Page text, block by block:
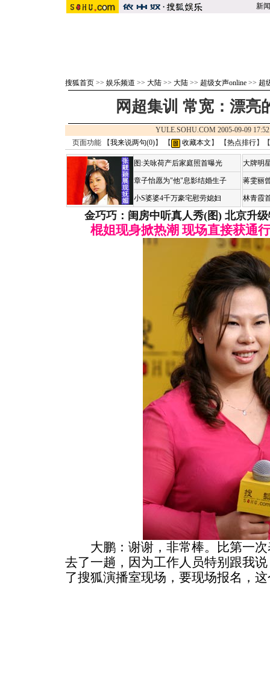
新闻
搜狐首页 >> 娱乐频道 >> 大陆 >> 大陆 >> 超级女声online >> 超
网超集训 常宽：漂亮
YULE.SOHU.COM 2005-09-09
页面功能 【我来说两句(0)】 【 收藏本文 】 【热点排行】【
图:关咏荷产后家庭照首曝光
章子怡愿为"他"息影结婚生子
小S婆婆4千万豪宅慰劳媳妇
大牌明
蒋雯丽
林青霞
金巧巧：闺房中听真人秀(图) 北京升
棍姐现身掀热潮 现场直接获通
大鹏：谢谢，非常棒。比第一次
去了一趟，因为工作人员特别跟我
了搜狐演播室现场，要现场报名，